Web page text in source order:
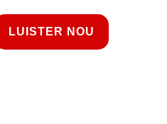
LUISTER NOU